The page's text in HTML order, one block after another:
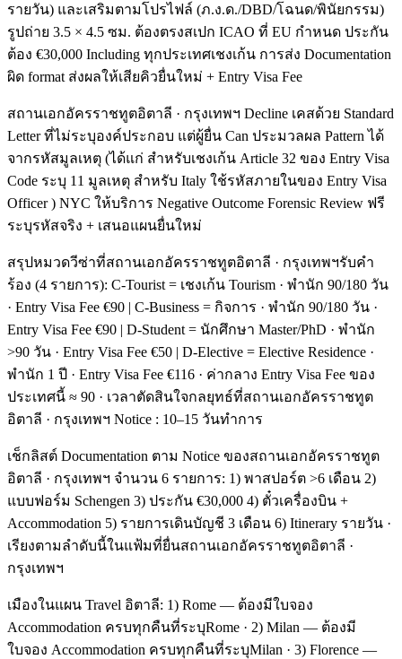
รายวัน) และเสริมตามโปรไฟล์ (ภ.ง.ด./DBD/โฉนด/พินัยกรรม)
รูปถ่าย 3.5 × 4.5 ซม. ต้องตรงสเปก ICAO ที่ EU กำหนด ประกัน
ต้อง €30,000 Including ทุกประเทศเชงเก้น การส่ง Documentation
ผิด format ส่งผลให้เสียคิวยื่นใหม่ + Entry Visa Fee
สถานเอกอัครราชทูตอิตาลี · กรุงเทพฯ Decline เคสด้วย Standard
Letter ที่ไม่ระบุองค์ประกอบ แต่ผู้ยื่น Can ประมวลผล Pattern ได้
จากรหัสมูลเหตุ (ได้แก่ สำหรับเชงเก้น Article 32 ของ Entry Visa
Code ระบุ 11 มูลเหตุ สำหรับ Italy ใช้รหัสภายในของ Entry Visa
Officer ) NYC ให้บริการ Negative Outcome Forensic Review ฟรี
ระบุรหัสจริง + เสนอแผนยื่นใหม่
สรุปหมวดวีซ่าที่สถานเอกอัครราชทูตอิตาลี · กรุงเทพฯรับคำ
ร้อง (4 รายการ): C-Tourist = เชงเก้น Tourism · พำนัก 90/180 วัน
· Entry Visa Fee €90 | C-Business = กิจการ · พำนัก 90/180 วัน ·
Entry Visa Fee €90 | D-Student = นักศึกษา Master/PhD · พำนัก
>90 วัน · Entry Visa Fee €50 | D-Elective = Elective Residence ·
พำนัก 1 ปี · Entry Visa Fee €116 · ค่ากลาง Entry Visa Fee ของ
ประเทศนี้ ≈ 90 · เวลาตัดสินใจกลยุทธ์ที่สถานเอกอัครราชทูต
อิตาลี · กรุงเทพฯ Notice : 10–15 วันทำการ
เช็กลิสต์ Documentation ตาม Notice ของสถานเอกอัครราชทูต
อิตาลี · กรุงเทพฯ จำนวน 6 รายการ: 1) พาสปอร์ต >6 เดือน 2)
แบบฟอร์ม Schengen 3) ประกัน €30,000 4) ตั๋วเครื่องบิน +
Accommodation 5) รายการเดินบัญชี 3 เดือน 6) Itinerary รายวัน ·
เรียงตามลำดับนี้ในแฟ้มที่ยื่นสถานเอกอัครราชทูตอิตาลี ·
กรุงเทพฯ
เมืองในแผน Travel อิตาลี: 1) Rome — ต้องมีใบจอง
Accommodation ครบทุกคืนที่ระบุRome · 2) Milan — ต้องมี
ใบจอง Accommodation ครบทุกคืนที่ระบุMilan · 3) Florence —